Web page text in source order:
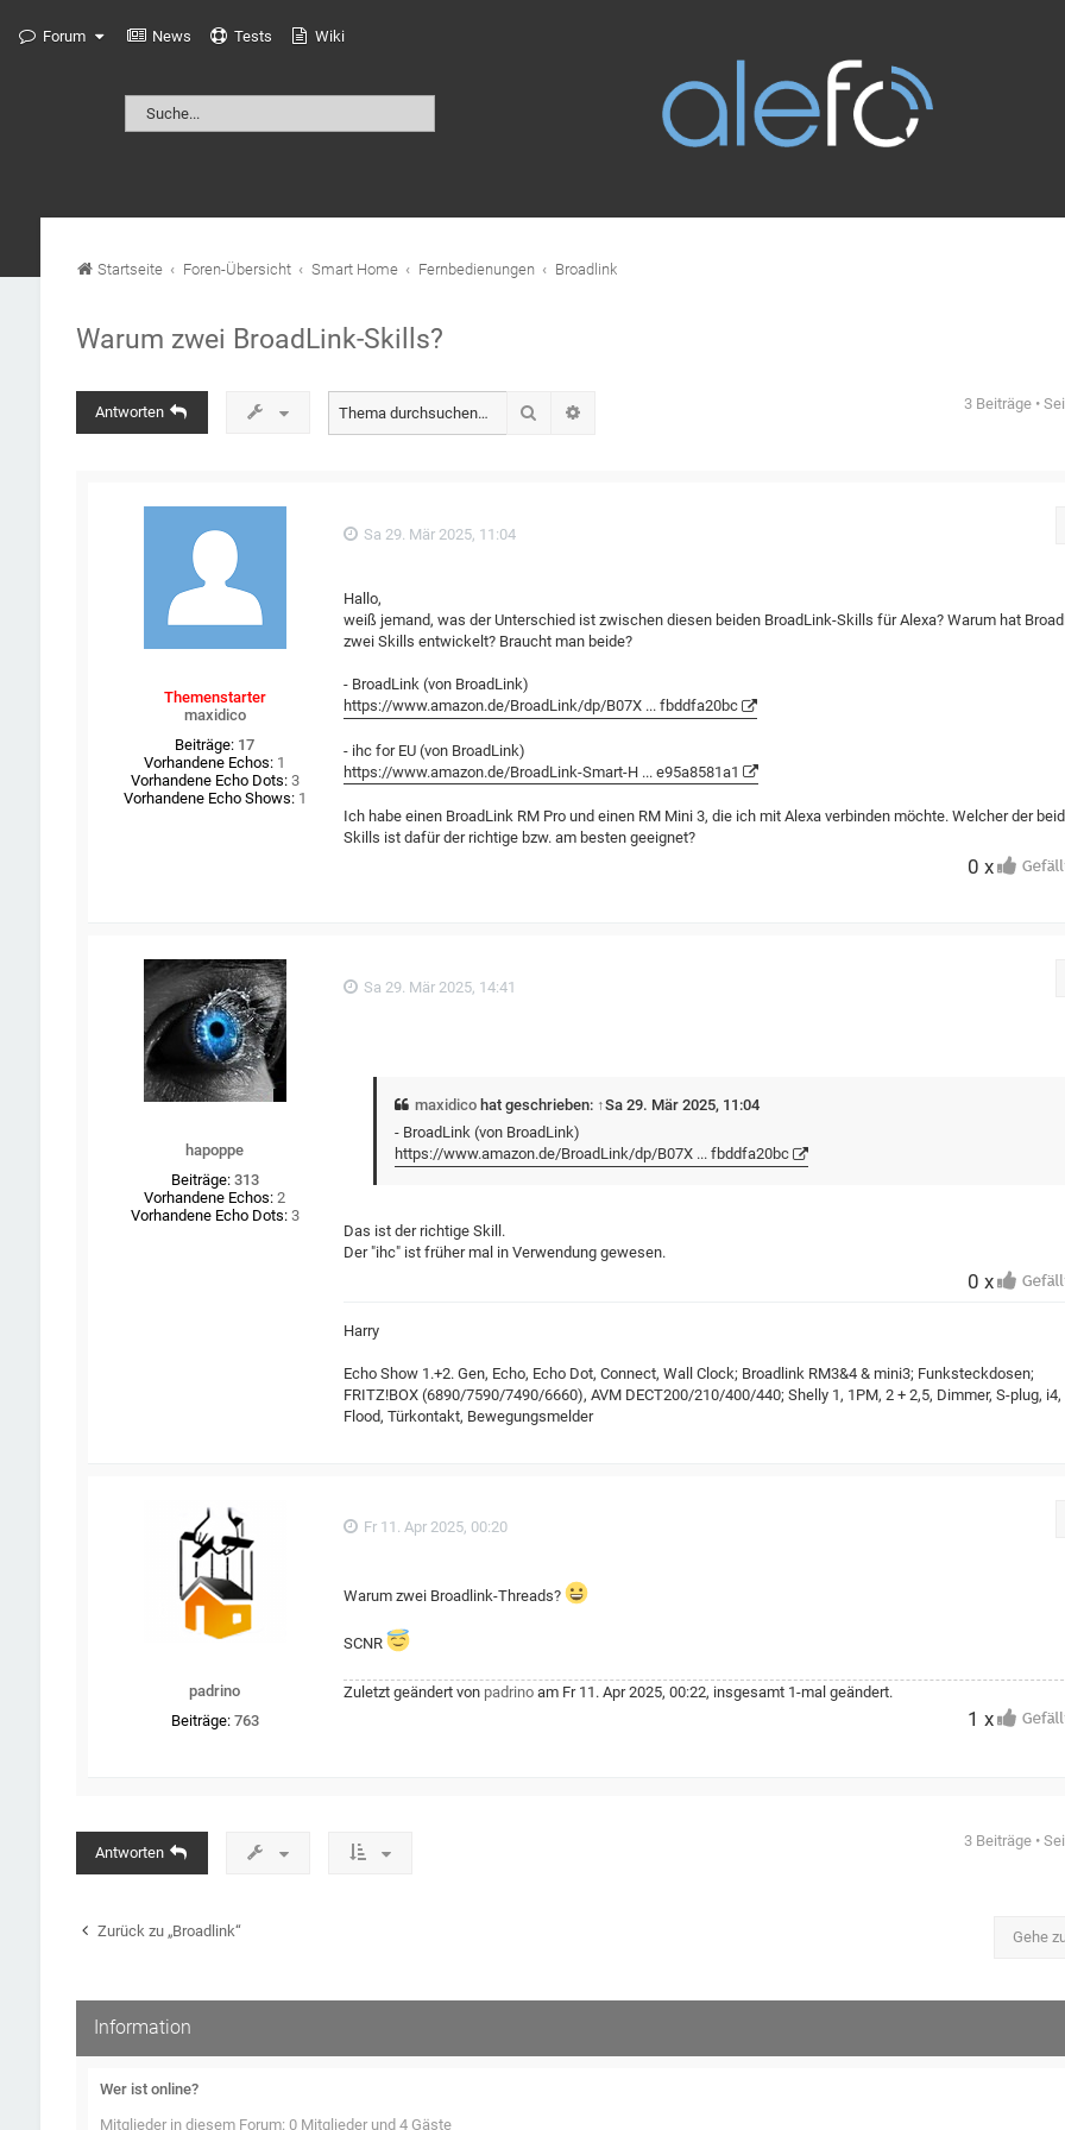
Forum News Tests Wiki
Startseite Foren-Übersicht Smart Home Fernbedienungen Broadlink
Warum zwei BroadLink-Skills?
Antworten Suche 3 Beiträge •
Themenstarter
maxidico
Beiträge: 17
Vorhandene Echos: 1
Vorhandene Echo Dots:3
Vorhandene Echo Shows:1
Sa 29. Mär 2025, 11:04
Hallo,
weiß jemand, was der Unterschied ist zwischen diesen beiden BroadLink-Skills für Alexa? Warum hat
zwei Skills entwickelt? Braucht man beide?
- BroadLink (von BroadLink)
https://www.amazon.de/BroadLink/dp/B07X ... fbddfa20bc
- ihc for EU (von BroadLink)
https://www.amazon.de/BroadLink-Smart-H ... e95a8581a1
Ich habe einen BroadLink RM Pro und einen RM Mini 3, die ich mit Alexa verbinden möchte. Welcher der
Skills ist dafür der richtige bzw. am besten geeignet?
0 x
hapoppe
Beiträge: 313
Vorhandene Echos: 2
Vorhandene Echo Dots:3
Sa 29. Mär 2025, 14:41
maxidico hat geschrieben: ↑Sa 29. Mär 2025, 11:04
- BroadLink (von BroadLink)
https://www.amazon.de/BroadLink/dp/B07X ... fbddfa20bc
Das ist der richtige Skill.
Der "ihc" ist früher mal in Verwendung gewesen.
0 x
Harry
Echo Show 1.+2. Gen, Echo, Echo Dot, Connect, Wall Clock; Broadlink RM3&4 & mini3; Funksteckdosen;
FRITZ!BOX (6890/7590/7490/6660), AVM DECT200/210/400/440; Shelly 1, 1PM, 2 + 2,5, Dimmer, S-plug, i4,
Flood, Türkontakt, Bewegungsmelder
padrino
Beiträge: 763
Fr 11. Apr 2025, 00:20
Warum zwei Broadlink-Threads?
SCNR
Zuletzt geändert von padrino am Fr 11. Apr 2025, 00:22, insgesamt 1-mal geändert.
1 x
Antworten
3 Beiträge •
Zurück zu „Broadlink“ Gehe
Information
Wer ist online?
Mitglieder in diesem Forum: 0 Mitglieder und 4 Gäste